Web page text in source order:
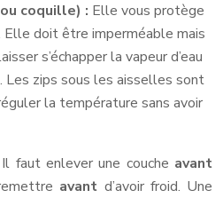
coquille) : Elle vous protège
doit être imperméable mais
s’échapper la vapeur d’eau
Les zips sous les aisselles sont
la température sans avoir
faut enlever une couche avant
avant d’avoir froid. Une